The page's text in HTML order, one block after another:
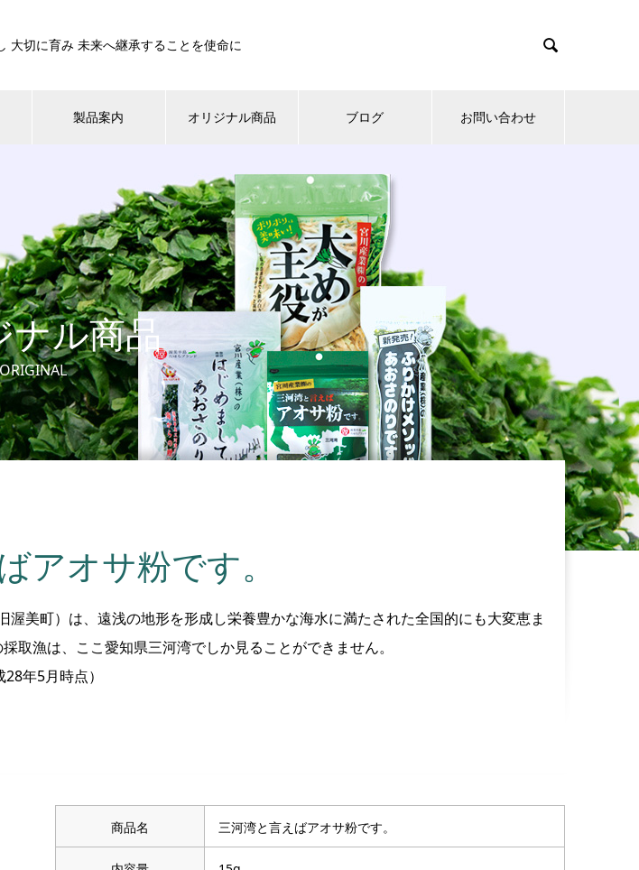
大切に育み 未来へ継承することを使命に 
製品案内 オリジナル商品 ブログ お問い合わせ
ナル商品
アオサ粉です。
美町）は、遠浅の地形を形成し栄養豊かな海水に満たされた全国的にも大変恵ま
取漁は、ここ愛知県三河湾でしか見ることができません。
28年5月時点）
商品名 三河湾と言えばアオサ粉です。